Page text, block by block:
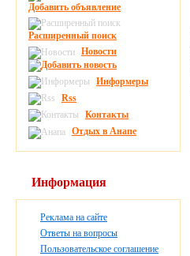
Добавить объявление
Расширенный поиск
Новости
Информеры
Rss
Контакты
Отдых в Анапе
Информация
Реклама на сайте
Ответы на вопросы
Пользовательское соглашение